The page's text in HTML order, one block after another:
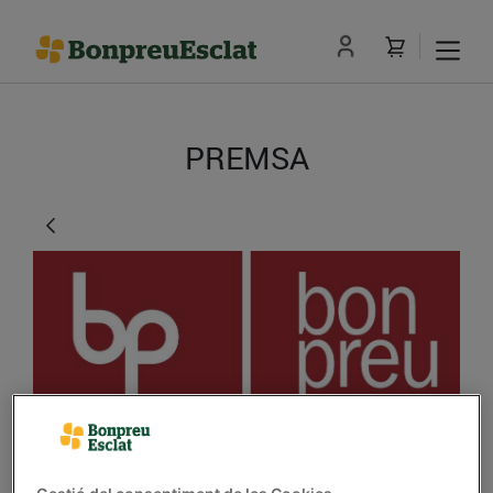
PREMSA
Bonpreu reparteix el 2n,